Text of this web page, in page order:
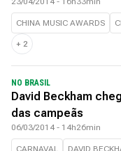
CHINA MUSIC AWARDS
+ 2
NO BRASIL
David Beckham
das campeãs
06/03/2014 - 14h26min
CARNAVAL DAVID